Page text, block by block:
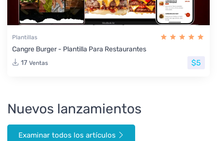
Plantillas
Cangre Burger - Plantilla Para Restaurantes
17 Ventas $5
Nuevos lanzamientos
Examinar todos los artículos